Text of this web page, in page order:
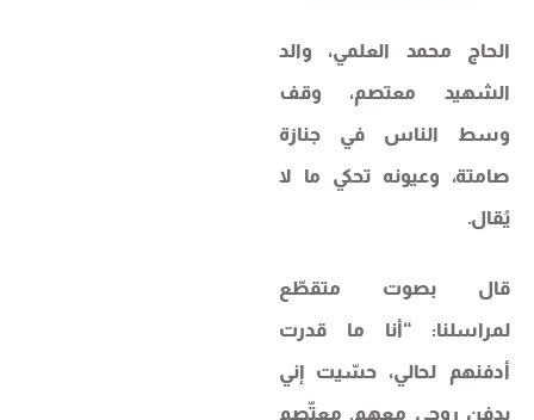
الحاج محمد العلمي، والد
الشهيد معتصم، وقف
وسط الناس في جنازة
صامتة، وعيونه تحكي ما لا
يُقال.
قال بصوت متقطّع
لمراسلنا: “أنا ما قدرت
أدفنهم لحالي، حسّيت إني
بدفن روحي معهم. معتّصم